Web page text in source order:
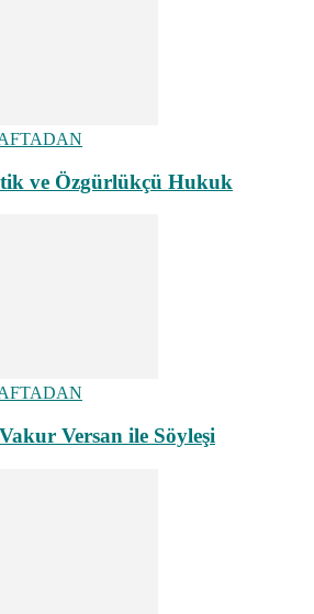
ve Özgürlükçü Hukuk
Versan ile Söyleşi